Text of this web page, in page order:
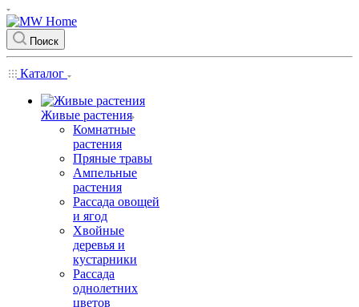
Поиск
Каталог
Живые растения
Комнатные
растения
Пряные травы
Ампельные
растения
Рассада овощей
и ягод
Хвойные
деревья и
кустарники
Рассада
однолетних
цветов